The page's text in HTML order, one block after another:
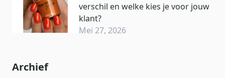
verschil en welke kies je voor jouw
klant?
Mei 27, 2026
Archief